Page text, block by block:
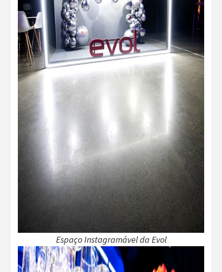
Espaço Instagramável da Evol